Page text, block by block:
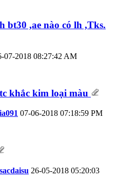
bt30 ,ae nào có lh ,Tks.
07-2018 08:27:42 AM
khắc kim loại màu
07-06-2018 07:18:59 PM
26-05-2018 05:20:03